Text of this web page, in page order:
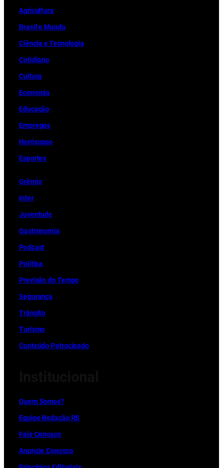
Agricultura
Brasil e Mundo
Ciência e Tecnologia
Cotidiano
Cultura
Economia
Educação
Empregos
Horóscopo
Esportes
Grêmio
Inter
Juventude
Gastronomia
Podcast
Política
Previsão do Tempo
Segurança
Trânsito
Turismo
Conteúdo Patrocinado
Quem Somos?
Equipe Redação RS
Fale Conosco
Anuncie Conosco